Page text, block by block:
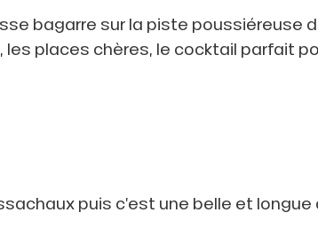
bagarre sur la piste poussiéreuse
places chères, le cocktail parfait
puis c’est une belle et